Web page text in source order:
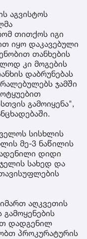
აგვისტოს
თითქოს იგი
იყო დაკავებული
თანხების
კი მოგების
დაბრუნებას
ჯამში
გამოიყენა",
სისხლის
მე-3 ნაწილის
დიდი
სახედ და
აღკვეთის
დადგენილ
პროკურატურის